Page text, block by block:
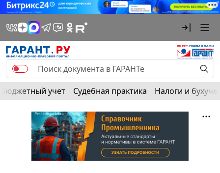
Бюджетный учет Судебная практика Налоги и